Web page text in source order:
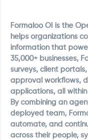
Formaloo OI is the
helps organizations
information that
35,000+ businesses,
surveys, client
approval workflows,
applications, all
By combining an
deployed team,
automate, and
across their people,